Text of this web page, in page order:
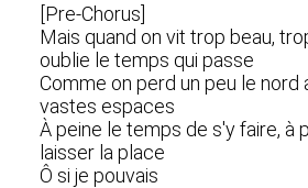
[Pre-Chorus]
Mais quand on vit trop beau,
oublie le temps qui passe
Comme on perd un peu le nord
vastes espaces
À peine le temps de s'y faire, à
laisser la place
Ô si je pouvais